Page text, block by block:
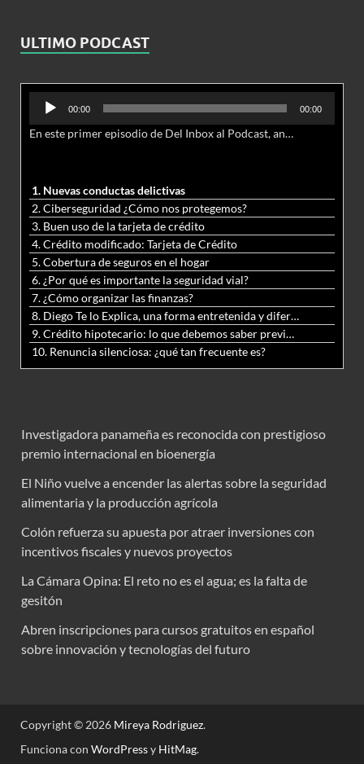
ULTIMO PODCAST
Reproductor
audio
00:00 00:00
En este primer episodio de Del Inbox al Podcast, analizamos junto al abogado Jonathan Brown las nuevas conductas delictivas cibernéticas y la necesidad de hacer modificaciones al Código Penal.
1. Nuevas conductas delictivas
2. Ciberseguridad ¿Cómo nos protegemos?
3. Buen uso de la tarjeta de crédito
4. Crédito modificado: Tarjeta de Crédito
5. Cobertura de seguros en el hogar
6. ¿Por qué es importante la seguridad vial?
7. ¿Cómo organizar las finanzas?
8. Diego Te lo Explica, una forma entretenida y diferente de aprender matemáticas y ciencias
9. Crédito hipotecario: lo que debemos saber previo a adquirir nuestra vivienda
10. Renuncia silenciosa: ¿qué tan frecuente es?
Investigadora panameña es reconocida con prestigioso
premio internacional en bioenergía
El Niño vuelve a encender las alertas sobre la seguridad
alimentaria y la producción agrícola
Colón refuerza su apuesta por atraer inversiones con
incentivos fiscales y nuevos proyectos
La Cámara Opina: El reto no es el agua; es la falta de
gesitón
Abren inscripciones para cursos gratuitos en español
sobre innovación y tecnologías del futuro
Copyright © 2026 Mireya Rodriguez.
Funciona con WordPressy HitMag.